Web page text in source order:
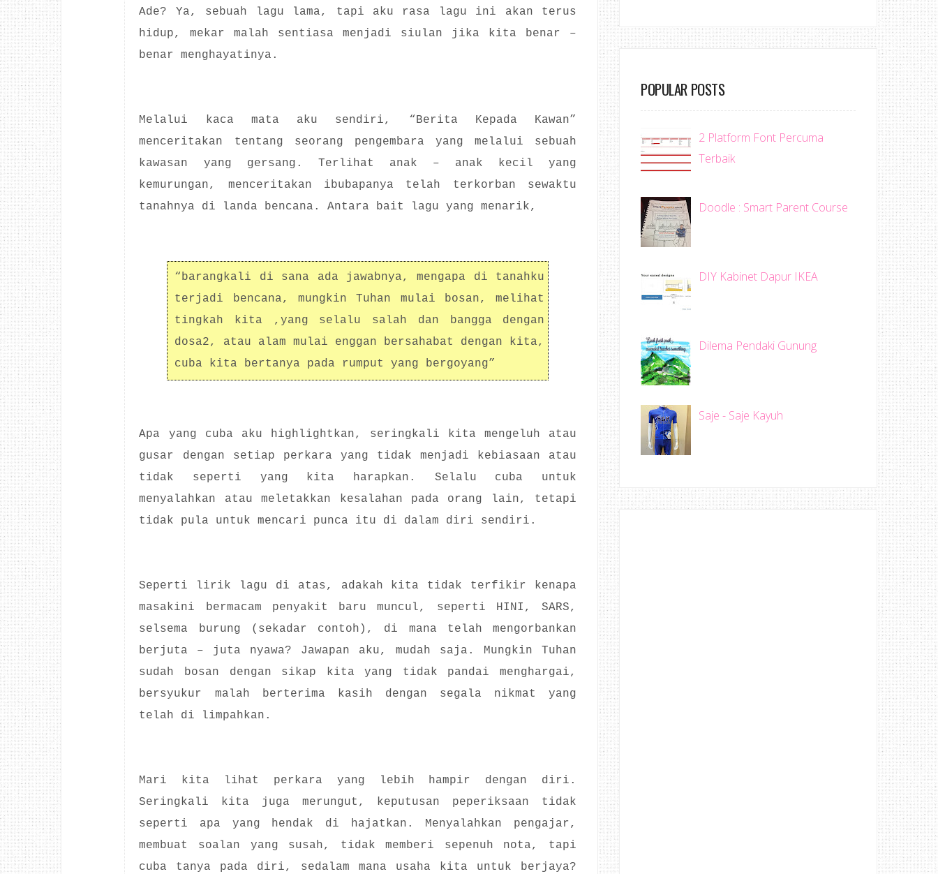
Ade? Ya, sebuah lagu lama, tapi aku rasa lagu ini akan terus
hidup, mekar malah sentiasa menjadi siulan jika kita benar –
benar menghayatinya.
Melalui kaca mata aku sendiri, “Berita Kepada Kawan”
menceritakan tentang seorang pengembara yang melalui sebuah
kawasan yang gersang. Terlihat anak – anak kecil yang
kemurungan, menceritakan ibubapanya telah terkorban sewaktu
tanahnya di landa bencana. Antara bait lagu yang menarik,
“barangkali di sana ada jawabnya, mengapa di tanahku
terjadi bencana, mungkin Tuhan mulai bosan, melihat
tingkah kita ,yang selalu salah dan bangga dengan
dosa2, atau alam mulai enggan bersahabat dengan kita,
cuba kita bertanya pada rumput yang bergoyang”
Apa yang cuba aku highlightkan, seringkali kita mengeluh atau
gusar dengan setiap perkara yang tidak menjadi kebiasaan atau
tidak seperti yang kita harapkan. Selalu cuba untuk
menyalahkan atau meletakkan kesalahan pada orang lain, tetapi
tidak pula untuk mencari punca itu di dalam diri sendiri.
Seperti lirik lagu di atas, adakah kita tidak terfikir kenapa
masakini bermacam penyakit baru muncul, seperti HINI, SARS,
selsema burung (sekadar contoh), di mana telah mengorbankan
berjuta – juta nyawa? Jawapan aku, mudah saja. Mungkin Tuhan
sudah bosan dengan sikap kita yang tidak pandai menghargai,
bersyukur malah berterima kasih dengan segala nikmat yang
telah di limpahkan.
Mari kita lihat perkara yang lebih hampir dengan diri.
Seringkali kita juga merungut, keputusan peperiksaan tidak
seperti apa yang hendak di hajatkan. Menyalahkan pengajar,
membuat soalan yang susah, tidak memberi sepenuh nota, tapi
cuba tanya pada diri, sedalam mana usaha kita untuk berjaya?
POPULAR POSTS
2 Platform Font Percuma
Terbaik
Doodle : Smart Parent Course
DIY Kabinet Dapur IKEA
Dilema Pendaki Gunung
Saje - Saje Kayuh